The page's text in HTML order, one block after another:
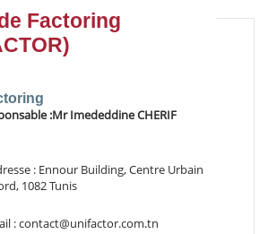
Factoring
:Mr Imededdine CHERIF
: Ennour Building, Centre Urbain
1082 Tunis
: contact@unifactor.com.tn